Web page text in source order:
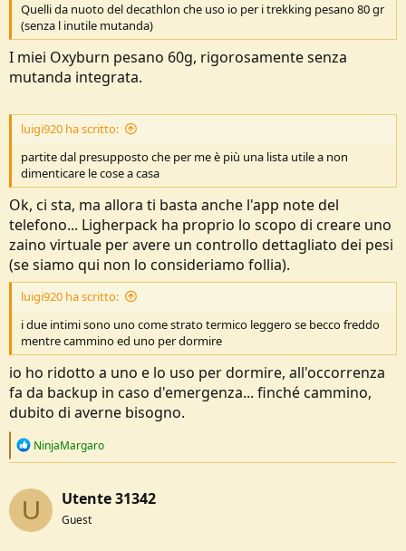
Quelli da nuoto del decathlon che uso io per i trekking pesano 80 gr
(senza l inutile mutanda)
I miei Oxyburn pesano 60g, rigorosamente senza
mutanda integrata.
luigi920 ha scritto:
partite dal presupposto che per me è più una lista utile a non
dimenticare le cose a casa
Ok, ci sta, ma allora ti basta anche l'app note del
telefono... Ligherpack ha proprio lo scopo di creare uno
zaino virtuale per avere un controllo dettagliato dei pesi
(se siamo qui non lo consideriamo follia).
luigi920 ha scritto:
i due intimi sono uno come strato termico leggero se becco freddo
mentre cammino ed uno per dormire
io ho ridotto a uno e lo uso per dormire, all'occorrenza
fa da backup in caso d'emergenza... finché cammino,
dubito di averne bisogno.
R
c
i
o
NinjaMargaro
U Utente 31342
Guest